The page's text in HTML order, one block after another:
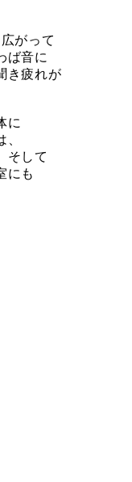
がって
ば音に
き疲れが
に
そして
にも